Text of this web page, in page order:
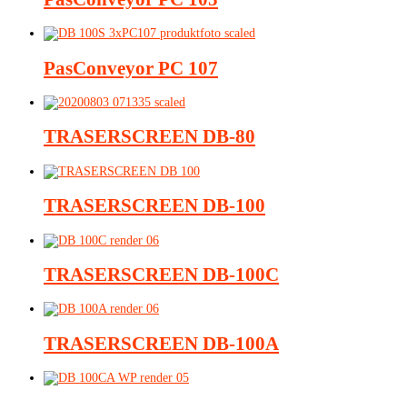
PasConveyor PC 107
TRASERSCREEN DB-80
TRASERSCREEN DB-100
TRASERSCREEN DB-100C
TRASERSCREEN DB-100A